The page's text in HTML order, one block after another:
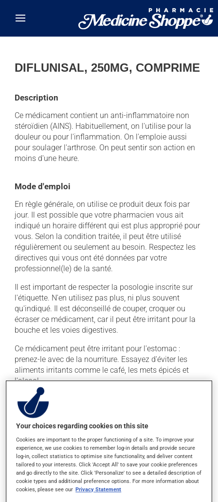
DIFLUNISAL, 250MG, COMPRIME
Description
Ce médicament contient un anti-inflammatoire non
stéroïdien (AINS). Habituellement, on l'utilise pour la
douleur ou pour l'inflammation. On l'emploie aussi
pour soulager l'arthrose. On peut sentir son action en
moins d'une heure.
Mode d'emploi
En règle générale, on utilise ce produit deux fois par
jour. Il est possible que votre pharmacien vous ait
indiqué un horaire différent qui est plus approprié pour
vous. Selon la condition traitée, il peut être utilisé
régulièrement ou seulement au besoin. Respectez les
directives qui vous ont été données par votre
professionnel(le) de la santé.
Il est important de respecter la posologie inscrite sur
l'étiquette. N'en utilisez pas plus, ni plus souvent
qu'indiqué. Il est déconseillé de couper, croquer ou
écraser ce médicament, car il peut être irritant pour la
bouche et les voies digestives.
Ce médicament peut être irritant pour l'estomac :
prenez-le avec de la nourriture. Essayez d'éviter les
aliments irritants comme le café, les mets épicés et
l'alcool.
Effets indésirables
En plus de ses effets recherchés, ce produit peut à
l'occasion entraîner certains effets indésirables (effets
secondaires), notamment :
il peut causer des maux de tête;
il agit sur l'intestin et peut causer de la diarrhée ou
de la constipation, selon la sensibilité de chacun;
Your choices regarding cookies on this site
Cookies are important to the proper functioning of a site. To improve your
experience, we use cookies to remember log-in details and provide secure
log-in, collect statistics to optimise site functionality, and deliver content
tailored to your interests. Click 'Accept All' to save your cookie preferences
and go directly to the site. Click 'Personalize' to see a detailed description of
cookie types and additional preference options. For more information about
cookies, please see our Privacy Statement